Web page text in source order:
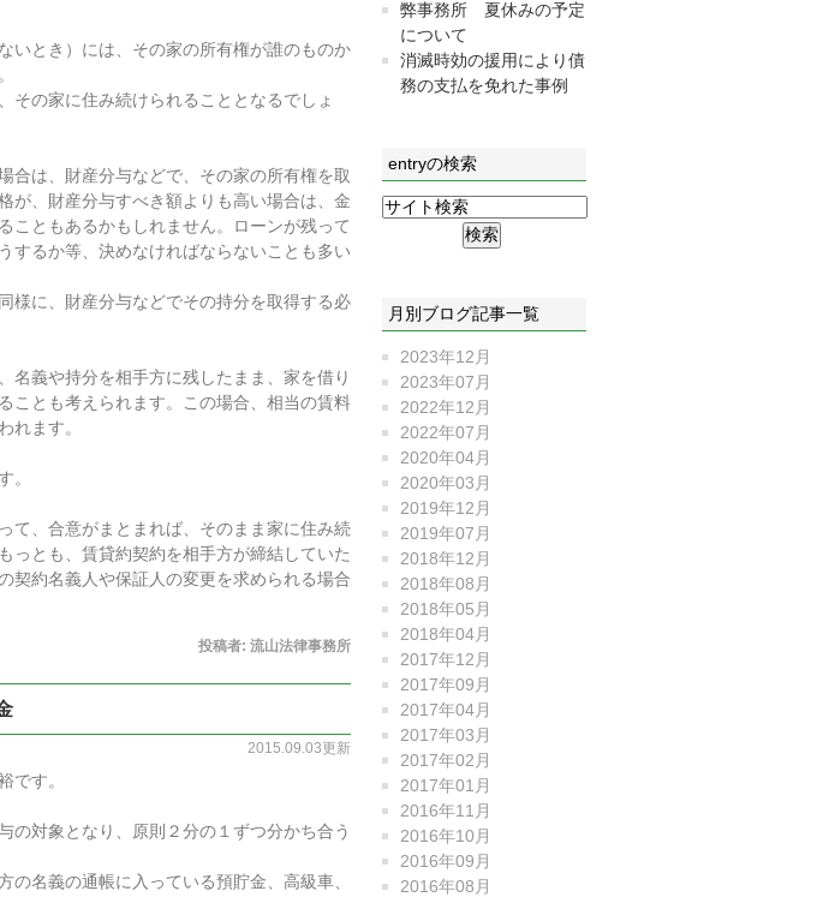
いとき）には、その家の所有権が誰のものか
その家に住み続けられることとなるでしょ
合は、財産分与などで、その家の所有権を取
が、財産分与すべき額よりも高い場合は、金
こともあるかもしれません。ローンが残って
するか等、決めなければならないことも多い
様に、財産分与などでその持分を取得する必
名義や持分を相手方に残したまま、家を借り
ことも考えられます。この場合、相当の賃料
れます。
。
て、合意がまとまれば、そのまま家に住み続
っとも、賃貸約契約を相手方が締結していた
契約名義人や保証人の変更を求められる場合
投稿者: 流山法律事務所
2015.09.03更新
です。
の対象となり、原則２分の１ずつ分かち合う
の名義の通帳に入っている預貯金、高級車、
弊事務所 夏休みの予定
について
消滅時効の援用により債
務の支払を免れた事例
entryの検索
月別ブログ記事一覧
2023年12月
2023年07月
2022年12月
2022年07月
2020年04月
2020年03月
2019年12月
2019年07月
2018年12月
2018年08月
2018年05月
2018年04月
2017年12月
2017年09月
2017年04月
2017年03月
2017年02月
2017年01月
2016年11月
2016年10月
2016年09月
2016年08月